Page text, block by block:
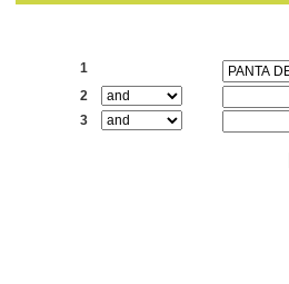
1
2
3